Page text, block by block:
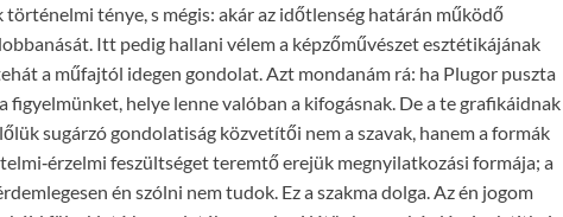
ténye, s mégis: akár az időtlenség határán működő
Itt pedig hallani vélem a képzőművészet esztétikájának
a műfajtól idegen gondolat. Azt mondanám rá: ha Plugor puszta
helye lenne valóban a kifogásnak. De a te grafikáidnak
sugárzó gondolatiság közvetítői nem a szavak, hanem a formák
feszültséget teremtő erejük megnyilatkozási formája; a
én szólni nem tudok. Ez a szakma dolga. Az én jogom